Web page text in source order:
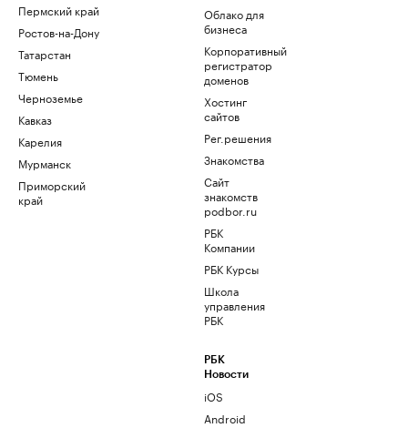
Пермский край
Ростов-на-Дону
Татарстан
Тюмень
Черноземье
Кавказ
Карелия
Мурманск
Приморский
край
Облако для
бизнеса
Корпоративный
регистратор
доменов
Хостинг
сайтов
Рег.решения
Знакомства
Сайт
знакомств
podbor.ru
РБК
Компании
РБК Курсы
Школа
управления
РБК
РБК
Новости
iOS
Android